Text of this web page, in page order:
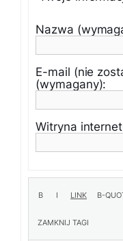
Nazwa
E-mail (nie
(wymagany):
Witryna